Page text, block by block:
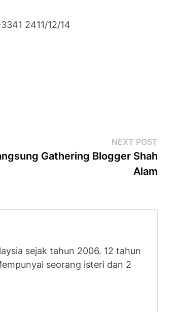
2411/12/14
NEXT POSTNext
Gathering Blogger Shah
Alam
sejak tahun 2006. 12 tahun
seorang isteri dan 2